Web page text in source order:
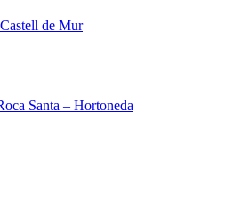
de Mur
Santa – Hortoneda